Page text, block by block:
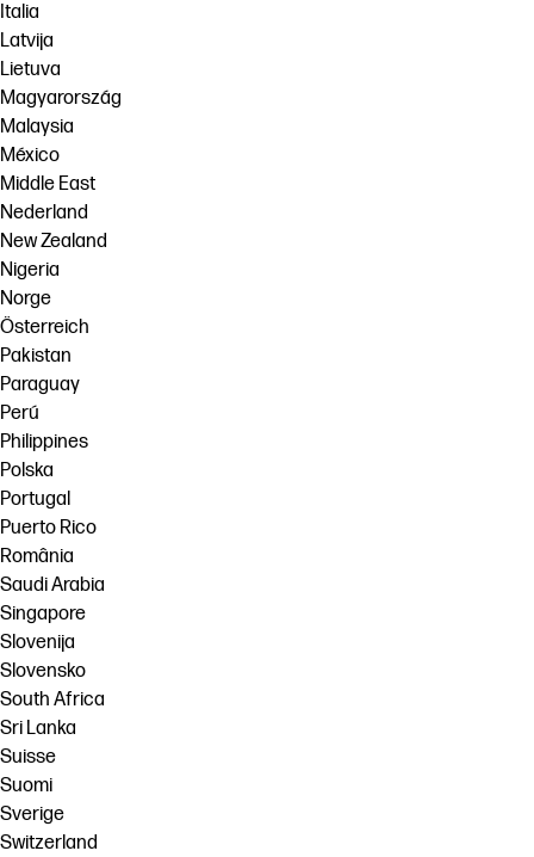
Italia
Latvija
Lietuva
Magyarország
Malaysia
México
Middle East
Nederland
New Zealand
Nigeria
Norge
Österreich
Pakistan
Paraguay
Perú
Philippines
Polska
Portugal
Puerto Rico
România
Saudi Arabia
Singapore
Slovenija
Slovensko
South Africa
Sri Lanka
Suisse
Suomi
Sverige
Switzerland